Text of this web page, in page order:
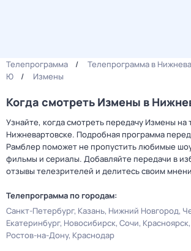
Телепрограмма
Телепрограмма в
Ю
Измены
Когда смотреть Измены в
Узнайте, когда смотреть передачу Измены на
Нижневартовске. Подробная программа
Рамблер поможет не пропустить любимые
фильмы и сериалы. Добавляйте передачи в
отзывы телезрителей и делитесь своим
Телепрограмма по городам:
Санкт-Петербург Казань Нижний Новгород
Екатеринбург Новосибирск Сочи Красноярск
Ростов-на-Дону Краснодар